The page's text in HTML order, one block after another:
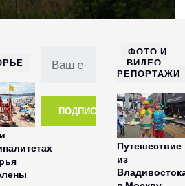
ФОТО И
ВИДЕО
РЕПОРТАЖИ
Путешествие
из